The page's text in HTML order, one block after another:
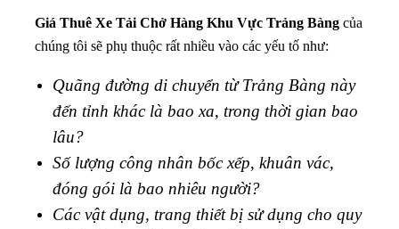
Giá Thuê Xe Tải Chở Hàng Khu Vực Trảng Bàng của
chúng tôi sẽ phụ thuộc rất nhiều vào các yếu tố như:
Quãng đường di chuyển từ Trảng Bàng này
đến tỉnh khác là bao xa, trong thời gian bao
lâu?
Số lượng công nhân bốc xếp, khuân vác,
đóng gói là bao nhiêu người?
Các vật dụng, trang thiết bị sử dụng cho quy